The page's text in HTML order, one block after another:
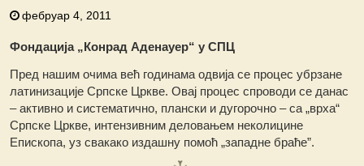
фебруар 4, 2011
Фондација „Конрад Аденауер“ у СПЦ
Пред нашим очима већ годинама одвија се процес убрзане
латинизације Српске Цркве. Овај процес спроводи се данас
– активно и систематично, плански и дугорочно – са „врха“
Српске Цркве, интензивним деловањем неколицине
Епископа, уз свакако издашну помоћ „западне браће”.